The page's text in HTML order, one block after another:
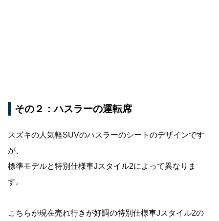
その２：ハスラーの運転席
スズキの人気軽SUVのハスラーのシートのデザインです
が、
標準モデルと特別仕様車Jスタイル2によって異なりま
す。
こちらが現在売れ行きが好調の特別仕様車Jスタイル2の